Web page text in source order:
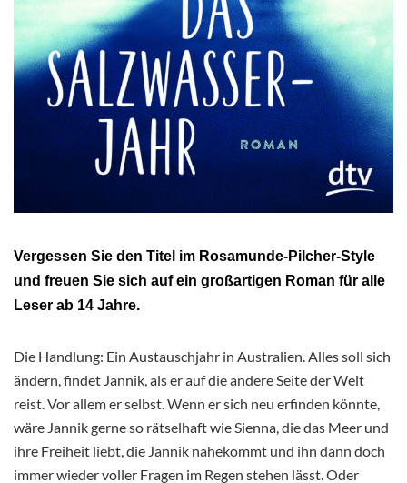
Vergessen Sie den Titel im Rosamunde-Pilcher-Style
und freuen Sie sich auf ein großartigen Roman für alle
Leser ab 14 Jahre.
Die Handlung: Ein Austauschjahr in Australien. Alles soll sich
ändern, findet Jannik, als er auf die andere Seite der Welt
reist. Vor allem er selbst. Wenn er sich neu erfinden könnte,
wäre Jannik gerne so rätselhaft wie Sienna, die das Meer und
ihre Freiheit liebt, die Jannik nahekommt und ihn dann doch
immer wieder voller Fragen im Regen stehen lässt. Oder